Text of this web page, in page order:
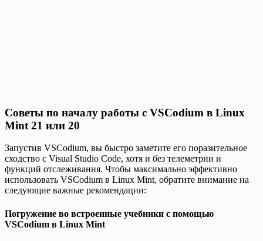
Советы по началу работы с VSCodium в Linux
Mint 21 или 20
Запустив VSCodium, вы быстро заметите его поразительное
сходство с Visual Studio Code, хотя и без телеметрии и
функций отслеживания. Чтобы максимально эффективно
использовать VSCodium в Linux Mint, обратите внимание на
следующие важные рекомендации:
Погружение во встроенные учебники с помощью
VSCodium в Linux Mint